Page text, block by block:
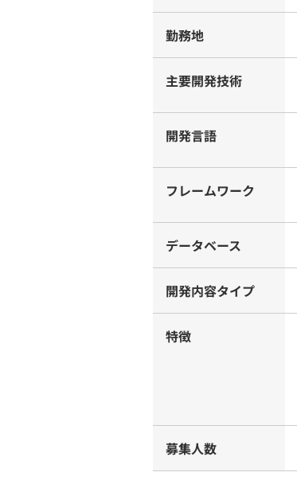
勤務地
主要開発技術
開発言語
フレームワーク
データベース
開発内容タイプ
特徴
募集人数